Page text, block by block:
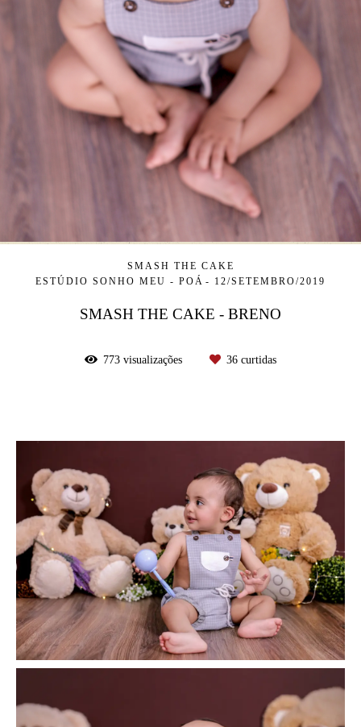
SMASH THE CAKE
ESTÚDIO SONHO MEU - POÁ
12/SETEMBRO/2019
SMASH THE CAKE - BRENO
773 visualizações 36 curtidas